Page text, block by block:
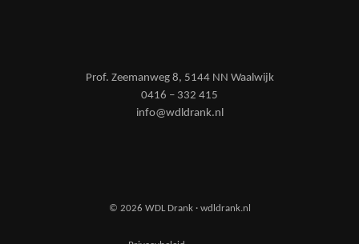
Prof. Zeemanweg 8, 5144 NN Waalwijk
0416 – 332 415
info@wdldrank.nl
© 2026 WDL Drank · wdldrank.nl